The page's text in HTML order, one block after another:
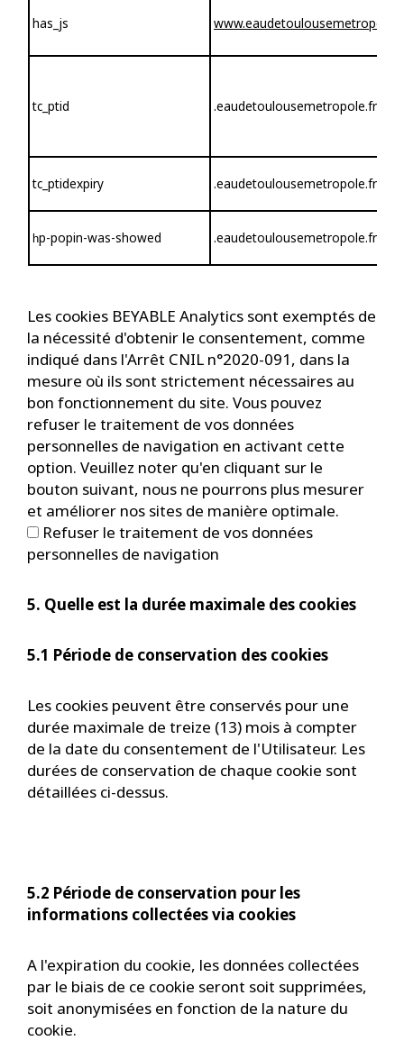
has_js
tc_ptid .eaudetoulousemetropole.fr
tc_ptidexpiry .eaudetoulousemetropole.fr
hp-popin-was-showed .eaudetoulousemetropole.fr
Les cookies BEYABLE Analytics sont exemptés de
la nécessité d'obtenir le consentement, comme
indiqué dans l'Arrêt CNIL n°2020-091, dans la
mesure où ils sont strictement nécessaires au
bon fonctionnement du site. Vous pouvez
refuser le traitement de vos données
personnelles de navigation en activant cette
option. Veuillez noter qu'en cliquant sur le
bouton suivant, nous ne pourrons plus mesurer
et améliorer nos sites de manière optimale.
Refuser le traitement de vos données
personnelles de navigation
5. Quelle est la durée maximale des cookies
5.1 Période de conservation des cookies
Les cookies peuvent être conservés pour une
durée maximale de treize (13) mois à compter
de la date du consentement de l'Utilisateur. Les
durées de conservation de chaque cookie sont
détaillées ci-dessus.
5.2 Période de conservation pour les
informations collectées via cookies
A l'expiration du cookie, les données collectées
par le biais de ce cookie seront soit supprimées,
soit anonymisées en fonction de la nature du
cookie.